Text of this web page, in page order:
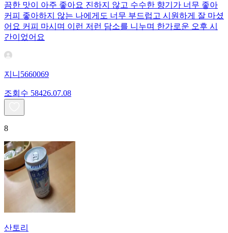
끔한 맛이 아주 좋아요 진하지 않고 수수한 향기가 너무 좋아
커피 좋아하지 않는 나에게도 너무 부드럽고 시원하게 잘 마셨
어요 커피 마시며 이런 저런 담소를 니누며 한가로운 오후 시
간이었어요
지니5660069
조회수 58426.07.08
8
산토리